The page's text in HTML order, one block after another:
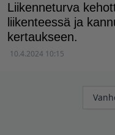
Liikenneturva
liikenteessä ja
kertaukseen.
10.4.2024 10:15